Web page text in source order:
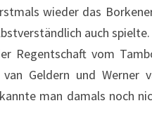
wieder das
auch spielte.
Regentschaft vom
van Geldern und
man damals noch